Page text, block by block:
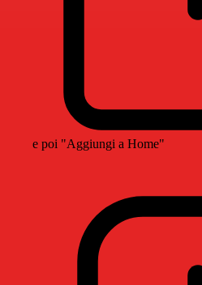
e poi "Aggiungi a Home"